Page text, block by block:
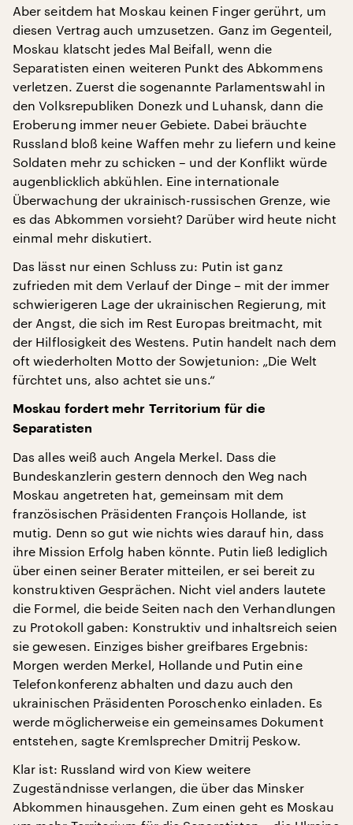
Aber seitdem hat Moskau keinen Finger gerührt, um
diesen Vertrag auch umzusetzen. Ganz im Gegenteil,
Moskau klatscht jedes Mal Beifall, wenn die
Separatisten einen weiteren Punkt des Abkommens
verletzen. Zuerst die sogenannte Parlamentswahl in
den Volksrepubliken Donezk und Luhansk, dann die
Eroberung immer neuer Gebiete. Dabei bräuchte
Russland bloß keine Waffen mehr zu liefern und keine
Soldaten mehr zu schicken – und der Konflikt würde
augenblicklich abkühlen. Eine internationale
Überwachung der ukrainisch-russischen Grenze, wie
es das Abkommen vorsieht? Darüber wird heute nicht
einmal mehr diskutiert.
Das lässt nur einen Schluss zu: Putin ist ganz
zufrieden mit dem Verlauf der Dinge – mit der immer
schwierigeren Lage der ukrainischen Regierung, mit
der Angst, die sich im Rest Europas breitmacht, mit
der Hilflosigkeit des Westens. Putin handelt nach dem
oft wiederholten Motto der Sowjetunion: „Die Welt
fürchtet uns, also achtet sie uns.“
Moskau fordert mehr Territorium für die
Separatisten
Das alles weiß auch Angela Merkel. Dass die
Bundeskanzlerin gestern dennoch den Weg nach
Moskau angetreten hat, gemeinsam mit dem
französischen Präsidenten François Hollande, ist
mutig. Denn so gut wie nichts wies darauf hin, dass
ihre Mission Erfolg haben könnte. Putin ließ lediglich
über einen seiner Berater mitteilen, er sei bereit zu
konstruktiven Gesprächen. Nicht viel anders lautete
die Formel, die beide Seiten nach den Verhandlungen
zu Protokoll gaben: Konstruktiv und inhaltsreich seien
sie gewesen. Einziges bisher greifbares Ergebnis:
Morgen werden Merkel, Hollande und Putin eine
Telefonkonferenz abhalten und dazu auch den
ukrainischen Präsidenten Poroschenko einladen. Es
werde möglicherweise ein gemeinsames Dokument
entstehen, sagte Kremlsprecher Dmitrij Peskow.
Klar ist: Russland wird von Kiew weitere
Zugeständnisse verlangen, die über das Minsker
Abkommen hinausgehen. Zum einen geht es Moskau